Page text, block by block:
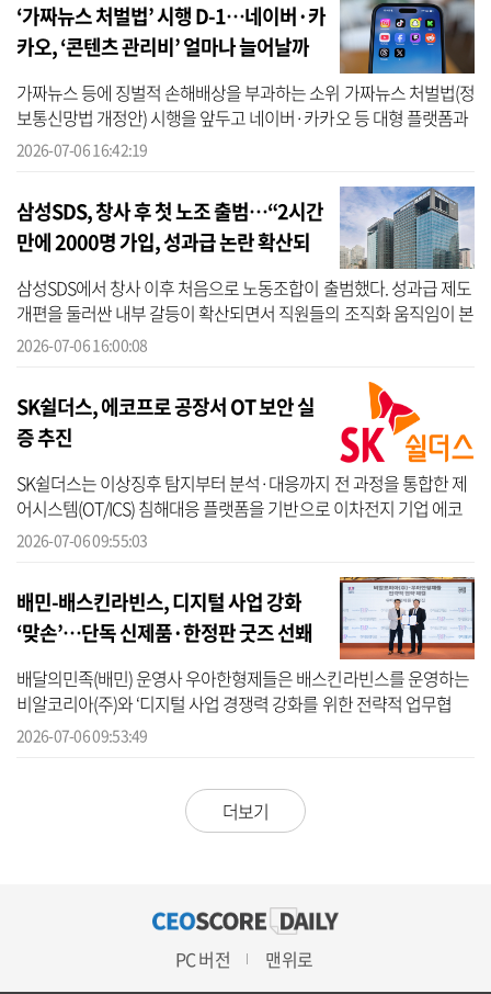
‘가짜뉴스 처벌법’ 시행 D-1…네이버·카
카오, ‘콘텐츠 관리비’ 얼마나 늘어날까
가짜뉴스 등에 징벌적 손해배상을 부과하는 소위 가짜뉴스 처벌법(정
보통신망법 개정안) 시행을 앞두고 네이버·카카오 등 대형 플랫폼과
인플루언서를 중심으로 규제 수위가 대폭 강화될 전망이다. 방송미디
2026-07-06 16:42:19
삼성SDS, 창사 후 첫 노조 출범…“2시간
만에 2000명 가입, 성과급 논란 확산되
나”
삼성SDS에서 창사 이후 처음으로 노동조합이 출범했다. 성과급 제도
개편을 둘러싼 내부 갈등이 확산되면서 직원들의 조직화 움직임이 본
격화된 모습이다. 6일 업계에 따르면 초기업노조 삼성SDS 지부는 이
2026-07-06 16:00:08
SK쉴더스, 에코프로 공장서 OT 보안 실
증 추진
SK쉴더스는 이상징후 탐지부터 분석·대응까지 전 과정을 통합한 제
어시스템(OT/ICS) 침해대응 플랫폼을 기반으로 이차전지 기업 에코
프로에서 실증을 추진한다고 6일 밝혔다. 이번 실증은 에코프로가 생
2026-07-06 09:55:03
배민-배스킨라빈스, 디지털 사업 강화
‘맞손’…단독 신제품·한정판 굿즈 선봬
배달의민족(배민) 운영사 우아한형제들은 배스킨라빈스를 운영하는
비알코리아(주)와 ‘디지털 사업 경쟁력 강화를 위한 전략적 업무협
약’(MOU)을 체결했다고 6일 밝혔다. 이번 협약은 빠르게 변화하는 소
2026-07-06 09:53:49
더보기
PC 버전 맨위로